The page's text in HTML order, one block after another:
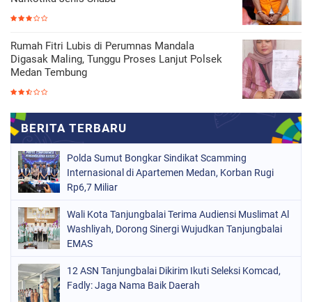
Rumah Fitri Lubis di Perumnas Mandala
Digasak Maling, Tunggu Proses Lanjut Polsek
Medan Tembung
Polda Sumut Bongkar Sindikat Scamming
Internasional di Apartemen Medan, Korban Rugi
Rp6,7 Miliar
Wali Kota Tanjungbalai Terima Audiensi Muslimat Al
Washliyah, Dorong Sinergi Wujudkan Tanjungbalai
EMAS
12 ASN Tanjungbalai Dikirim Ikuti Seleksi Komcad,
Fadly: Jaga Nama Baik Daerah